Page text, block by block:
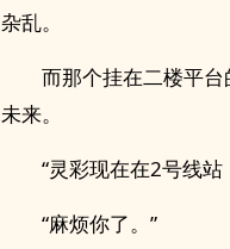
杂乱。
而那个挂在二楼平
未来。
“灵彩现在在2号线
“麻烦你了。”